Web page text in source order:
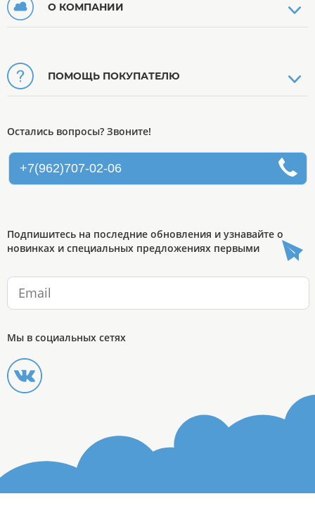
О КОМПАНИИ
ПОМОЩЬ ПОКУПАТЕЛЮ
Остались вопросы? Звоните!
+7(962)707-02-06
Подпишитесь на последние обновления и узнавайте о
новинках и специальных предложениях первыми
Мы в социальных сетях